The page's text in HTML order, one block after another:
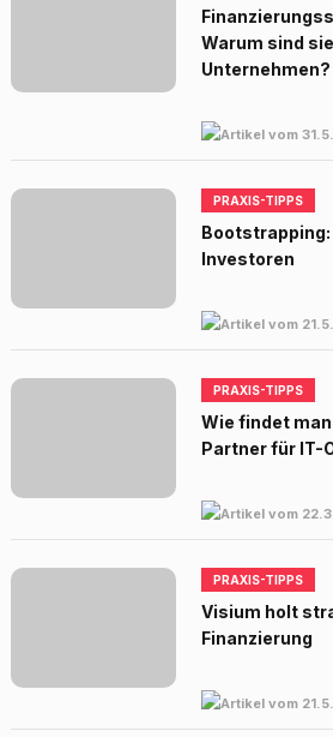
Warum sind
Unternehmen?
PRAXIS-TIPPS
Bootstrapping:
Investoren
PRAXIS-TIPPS
Wie findet
Partner für IT-
PRAXIS-TIPPS
Visium holt
Finanzierung